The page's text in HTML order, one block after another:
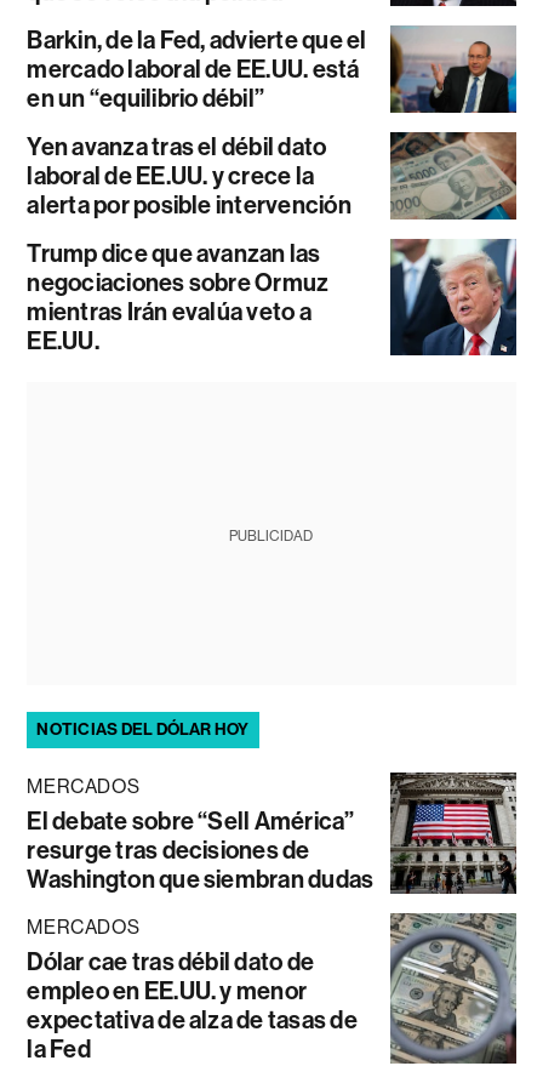
Barkin, de la Fed, advierte que el
mercado laboral de EE.UU. está
en un “equilibrio débil”
Yen avanza tras el débil dato
laboral de EE.UU. y crece la
alerta por posible intervención
Trump dice que avanzan las
negociaciones sobre Ormuz
mientras Irán evalúa veto a
EE.UU.
PUBLICIDAD
NOTICIAS DEL DÓLAR HOY
MERCADOS
El debate sobre “Sell América”
resurge tras decisiones de
Washington que siembran dudas
MERCADOS
Dólar cae tras débil dato de
empleo en EE.UU. y menor
expectativa de alza de tasas de
la Fed